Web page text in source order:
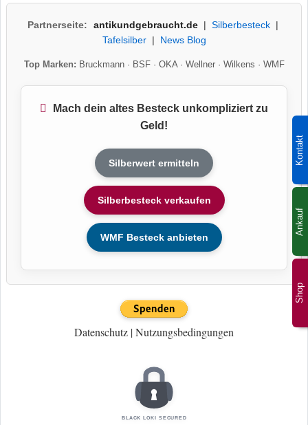
Shop
Kontakt
Ankauf
Partnerseite: antikundgebraucht.de| Silberbesteck|
Tafelsilber| News Blog
Top Marken: Bruckmann· BSF· OKA· Wellner· Wilkens · WMF
Mach dein altes Besteck unkompliziert zu
Geld!
Silberwert ermitteln
Silberbesteck verkaufen
WMF Besteck anbieten
Datenschutz |Nutzungsbedingungen
BLACK LOKI SECURED